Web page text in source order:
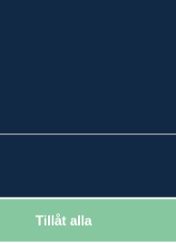
Tillåt alla
Kontakta